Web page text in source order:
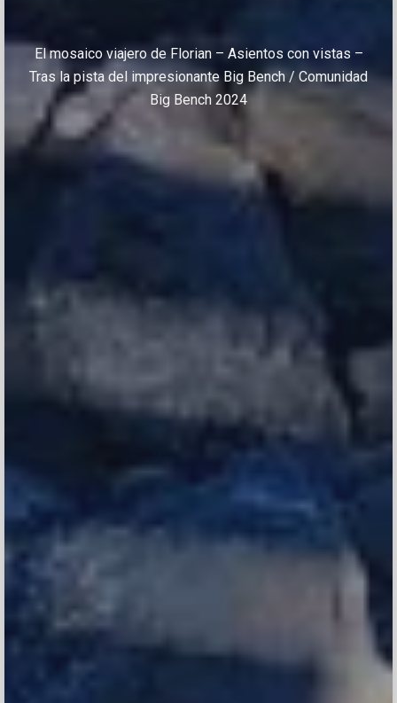
El mosaico viajero de Florian – Asientos con vistas –
Tras la pista del impresionante Big Bench / Comunidad
Big Bench 2024